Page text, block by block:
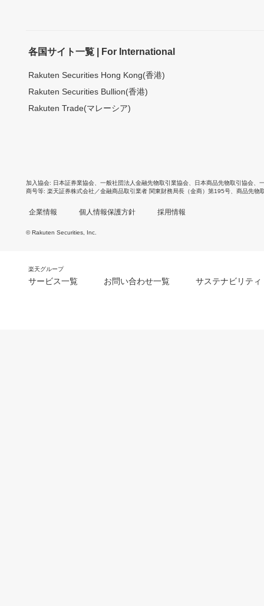
各国サイト一覧 | For International
Rakuten Securities Hong Kong(香港)
Rakuten Securities Bullion(香港)
Rakuten Trade(マレーシア)
加入協会 日本証券業協会 一般社団法人金融先物取引業協会 日本商品先物取引協会
商号等 楽天証券株式会社／金融商品取引業者 関東財務局長（金商）第195号、商品先物
企業情報 個人情報保護方針 採用情報
© Rakuten Securities, Inc.
楽天グループ
サービス一覧 お問い合わせ一覧 サステナビリティ